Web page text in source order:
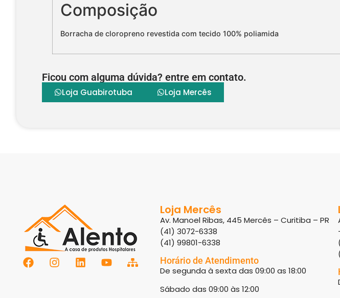
Composição
Borracha de cloropreno revestida com tecido 100% poliamida
Ficou com alguma dúvida? entre em contato.
Loja Guabirotuba Loja Mercês
Loja Mercês
Av. Manoel Ribas, 445 Mercês – Curitiba – PR
(41) 3072-6338
(41) 99801-6338
Horário de Atendimento
De segunda à sexta das 09:00 as 18:00
Sábado das 09:00 às 12:00